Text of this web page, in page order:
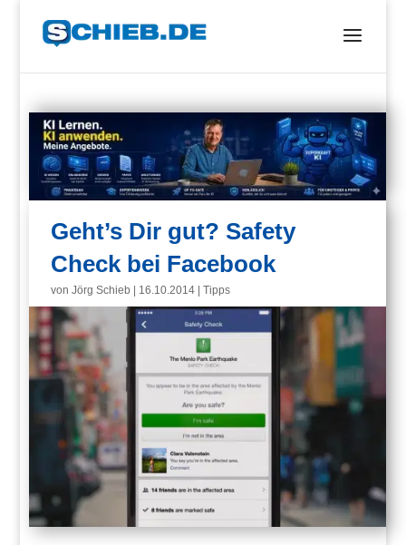
Geht’s Dir gut? Safety
Check bei Facebook
vonJörg Schieb 16.10.2014 |Tipps